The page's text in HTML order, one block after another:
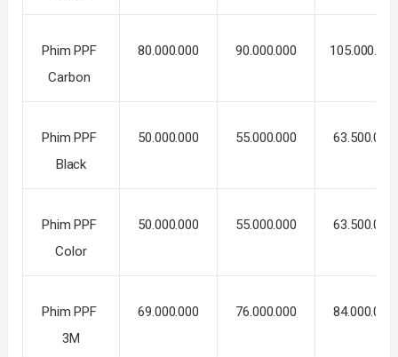
Phim PPF
Carbon
80.000.000 90.000.000 105.000.000
Phim PPF
Black
50.000.000 55.000.000 63.500.000
Phim PPF
Color
50.000.000 55.000.000 63.500.000
Phim PPF
3M
69.000.000 76.000.000 84.000.000